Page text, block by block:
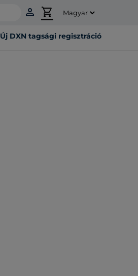
person shopping_cart
Új DXN tagsági regisztráció